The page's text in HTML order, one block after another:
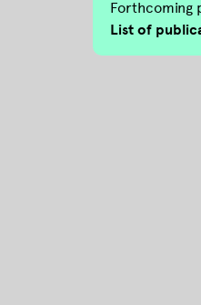
Forthcoming
List of